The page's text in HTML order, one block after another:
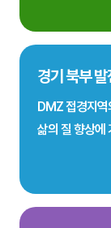
경기 북부 발
DMZ 접경지역
삶의 질 향상에